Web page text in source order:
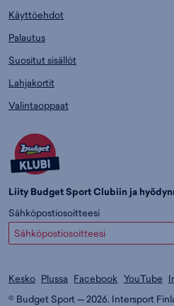
Käyttöehdot
Palautus
Suositut sisällöt
Lahjakortit
Valintaoppaat
Liity Budget Sport Clubiin ja
Sähköpostiosoitteesi
Kesko Plussa Facebook YouTube
© Budget Sport — 2026. Intersport